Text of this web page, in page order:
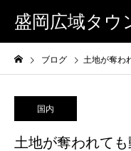
盛岡広域タウ
ブログ 土地が奪わ
国内
土地が奪われて